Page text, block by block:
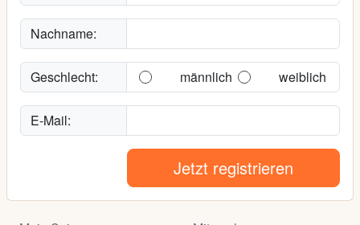
Nachname:
Geschlecht: männlich weiblich
E-Mail:
Jetzt registrieren